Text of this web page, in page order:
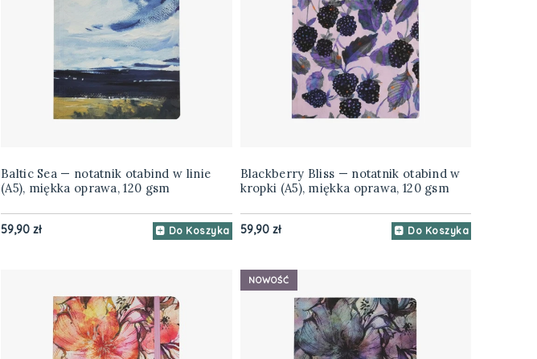
Baltic Sea — notatnik otabind w linie
(A5), miękka oprawa, 120 gsm
59,90 zł Do Koszyka
Blackberry Bliss — notatnik otabind w
kropki (A5), miękka oprawa, 120 gsm
59,90 zł Do Koszyka
NOWOŚĆ